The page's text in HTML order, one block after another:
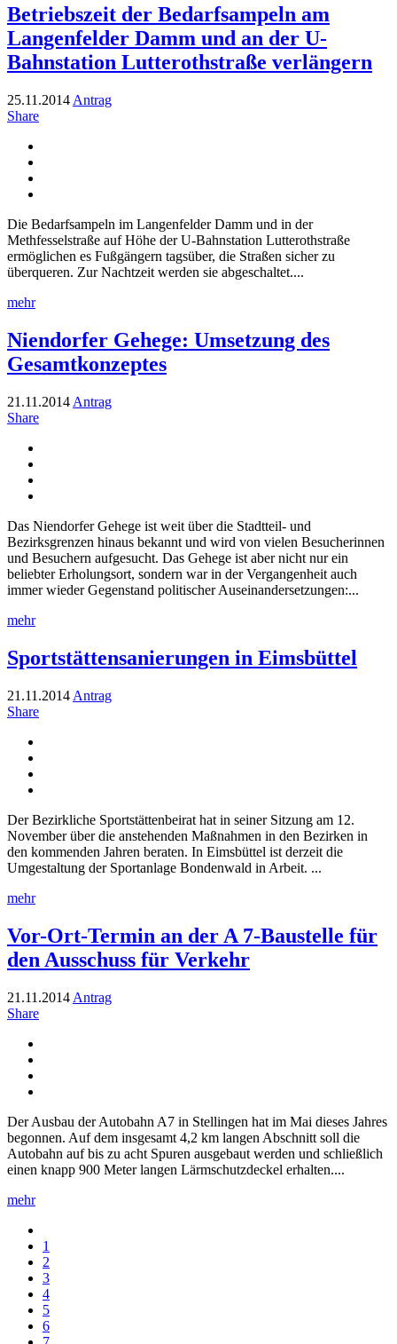
Betriebszeit der Bedarfsampeln am
Langenfelder Damm und an der U-
Bahnstation Lutterothstraße verlängern
25.11.2014 Antrag
Share
Die Bedarfsampeln im Langenfelder Damm und in der
Methfesselstraße auf Höhe der U-Bahnstation Lutterothstraße
ermöglichen es Fußgängern tagsüber, die Straßen sicher zu
überqueren. Zur Nachtzeit werden sie abgeschaltet....
mehr
Niendorfer Gehege: Umsetzung des
Gesamtkonzeptes
21.11.2014 Antrag
Share
Das Niendorfer Gehege ist weit über die Stadtteil- und
Bezirksgrenzen hinaus bekannt und wird von vielen Besucherinnen
und Besuchern aufgesucht. Das Gehege ist aber nicht nur ein
beliebter Erholungsort, sondern war in der Vergangenheit auch
immer wieder Gegenstand politischer Auseinandersetzungen:...
mehr
Sportstättensanierungen in Eimsbüttel
21.11.2014 Antrag
Share
Der Bezirkliche Sportstättenbeirat hat in seiner Sitzung am 12.
November über die anstehenden Maßnahmen in den Bezirken in
den kommenden Jahren beraten. In Eimsbüttel ist derzeit die
Umgestaltung der Sportanlage Bondenwald in Arbeit. ...
mehr
Vor-Ort-Termin an der A 7-Baustelle für
den Ausschuss für Verkehr
21.11.2014 Antrag
Share
Der Ausbau der Autobahn A7 in Stellingen hat im Mai dieses Jahres
begonnen. Auf dem insgesamt 4,2 km langen Abschnitt soll die
Autobahn auf bis zu acht Spuren ausgebaut werden und schließlich
einen knapp 900 Meter langen Lärmschutzdeckel erhalten....
mehr
1
2
3
4
5
6